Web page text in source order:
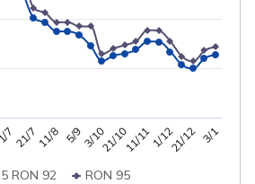
RON 92 RON 95
1/7 21/7 11/8 5/93/1021/1011/111/1221/12 3/1